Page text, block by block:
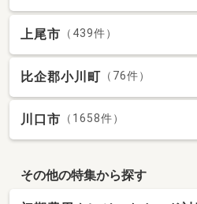
上尾市 （439件）
比企郡小川町 （76件）
川口市 （1658件）
その他の特集から探す